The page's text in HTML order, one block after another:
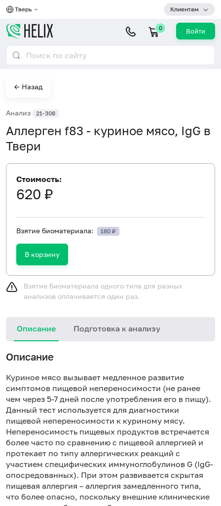
Тверь Клиентам
0 Войти
← Назад
Анализ 21-308
Аллерген f83 - куриное мясо, IgG в
Твери
Стоимость:
620 ₽
Взятие биоматериала: 180 ₽
В корзину
Взятие биоматериала одного типа для разных
анализов оплачивается один раз.
Описание Подготовка к анализу
Описание
Куриное мясо вызывает медленное развитие
симптомов пищевой непереносимости (не ранее
чем через 5-7 дней после употребления его в пищу).
Данный тест используется для диагностики
пищевой непереносимости к куриному мясу.
Непереносимость пищевых продуктов встречается
более часто по сравнению с пищевой аллергией и
протекает по типу аллергических реакций с
участием специфических иммуноглобулинов G (IgG-
опосредованных). При этом развивается скрытая
пищевая аллергия – аллергия замедленного типа,
что более опасно, поскольку внешние клинические